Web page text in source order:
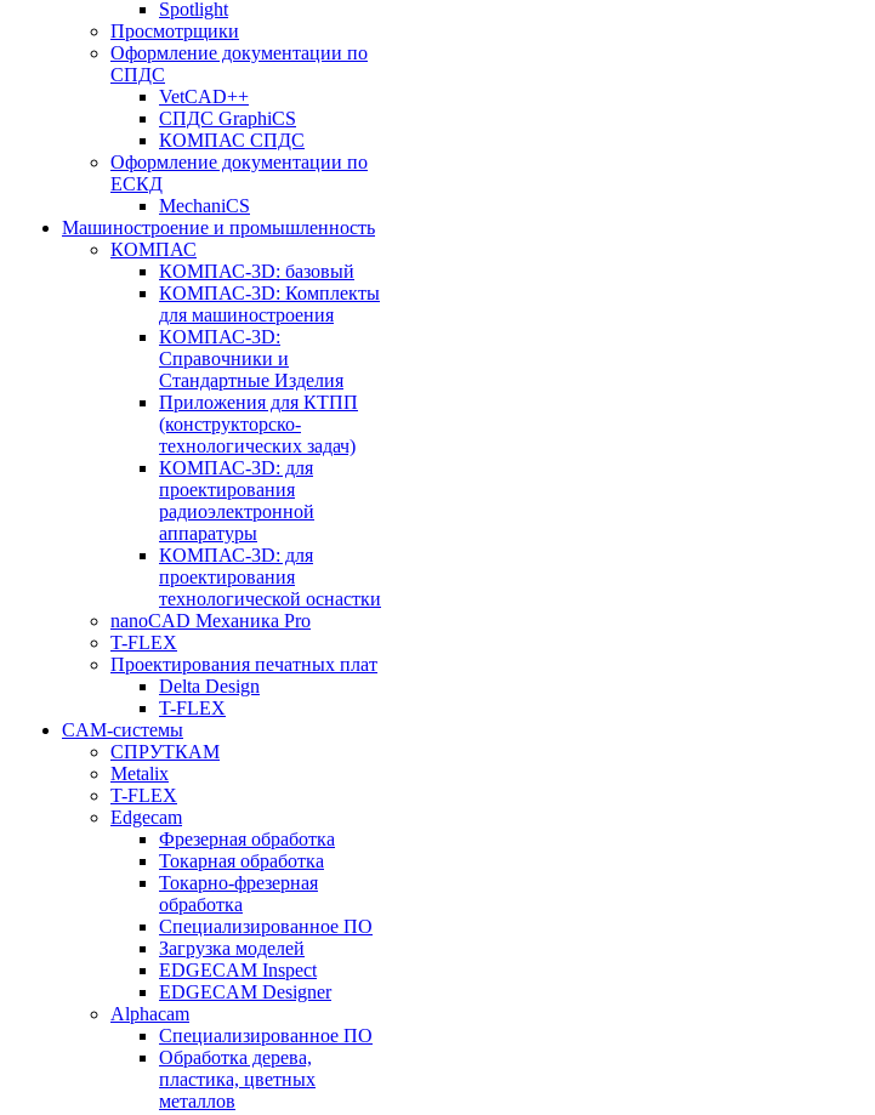
Spotlight
Просмотрщики
Оформление документации по
СПДС
VetCAD++
СПДС GraphiCS
КОМПАС СПДС
Оформление документации по
ЕСКД
MechaniCS
Машиностроение и промышленность
КОМПАС
КОМПАС-3D: базовый
КОМПАС-3D: Комплекты
для машиностроения
КОМПАС-3D:
Справочники и
Стандартные Изделия
Приложения для КТПП
(конструкторско-
технологических задач)
КОМПАС-3D: для
проектирования
радиоэлектронной
аппаратуры
КОМПАС-3D: для
проектирования
технологической оснастки
nanoCAD Механика Pro
T-FLEX
Проектирования печатных плат
Delta Design
T-FLEX
CAM-системы
СПРУТКAM
Metalix
T-FLEX
Edgecam
Фрезерная обработка
Токарная обработка
Токарно-фрезерная
обработка
Специализированное ПО
Загрузка моделей
EDGECAM Inspect
EDGECAM Designer
Alphacam
Специализированное ПО
Обработка дерева,
пластика, цветных
металлов